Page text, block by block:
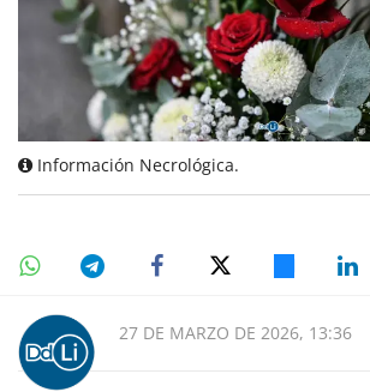
Información Necrológica.
27 DE MARZO DE 2026, 13:36